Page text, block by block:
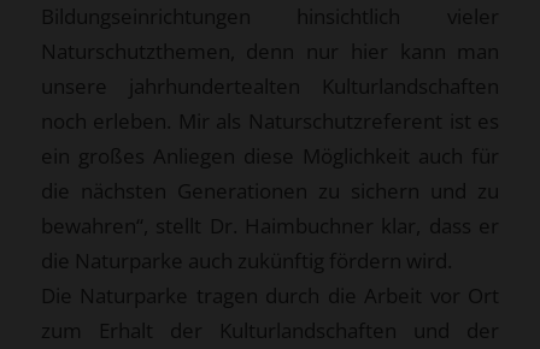
Bildungseinrichtungen hinsichtlich vieler
Naturschutzthemen, denn nur hier kann man
unsere jahrhundertealten Kulturlandschaften
noch erleben. Mir als Naturschutzreferent ist es
ein großes Anliegen diese Möglichkeit auch für
die nächsten Generationen zu sichern und zu
bewahren“, stellt Dr. Haimbuchner klar, dass er
die Naturparke auch zukünftig fördern wird.
Die Naturparke tragen durch die Arbeit vor Ort
zum Erhalt der Kulturlandschaften und der